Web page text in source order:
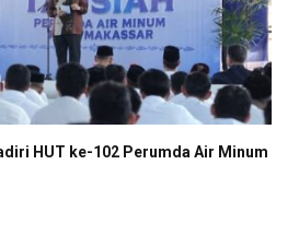
HUT ke-102 Perumda Air Minum